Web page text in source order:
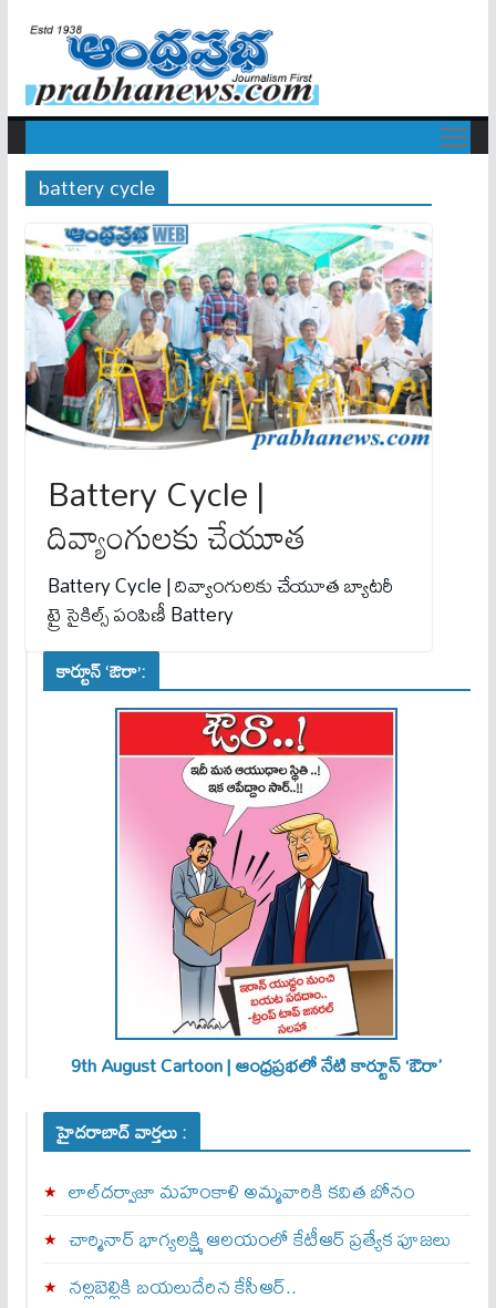
battery cycle
Battery Cycle |
దివ్యాంగుల‌కు చేయూత
Battery Cycle | దివ్యాంగుల‌కు చేయూత బ్యాటరీ
ట్రై సైకిల్స్ పంపిణీ Battery
కార్టూన్ ‘ఔరా’:
9th August Cartoon | ఆంధ్రప్రభలో నేటి కార్టూన్ ‘ఔరా’
హైదరాబాద్ వార్తలు :
లాల్‌దర్వాజా మహంకాళి అమ్మవారికి కవిత బోనం
చార్మినార్‌ భాగ్యలక్ష్మి ఆలయంలో కేటీఆర్ ప్రత్యేక పూజలు
నల్లబెల్లికి బయలుదేరిన కేసీఆర్‌..